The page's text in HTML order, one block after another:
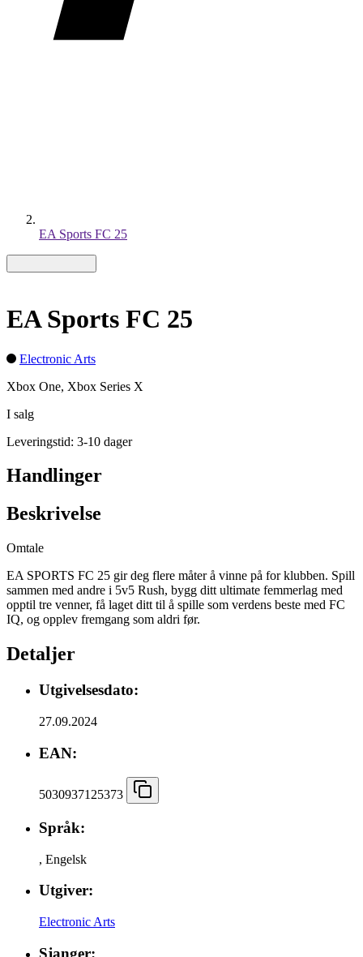
EA Sports FC 25
EA Sports FC 25
Electronic Arts
Xbox One, Xbox Series X
I salg
Leveringstid: 3-10 dager
Handlinger
Beskrivelse
Omtale
EA SPORTS FC 25 gir deg flere måter å vinne på for klubben. Spill
sammen med andre i 5v5 Rush, bygg ditt ultimate femmerlag med
opptil tre venner, få laget ditt til å spille som verdens beste med FC
IQ, og opplev fremgang som aldri før.
Detaljer
Utgivelsesdato:
27.09.2024
EAN:
5030937125373
Språk:
, Engelsk
Utgiver:
Electronic Arts
Sjanger: